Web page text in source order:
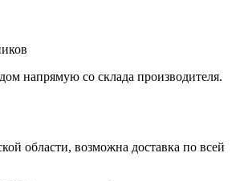
напрямую со склада производителя.
области, возможна доставка по всей